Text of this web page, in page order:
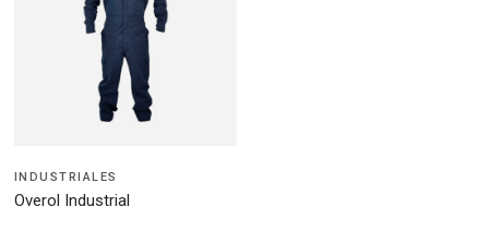
INDUSTRIALES
Overol Industrial